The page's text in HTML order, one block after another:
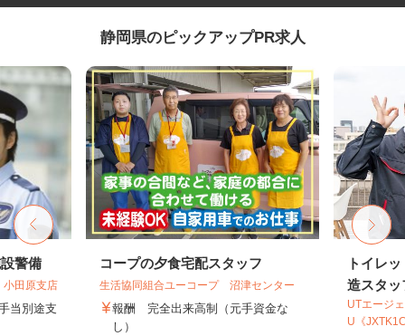
静岡県のピックアップPR求人
警備
田原支店
当別途支
コープの夕食宅配スタッフ
生活協同組合ユーコープ 沼津センター
報酬 完全出来高制（元手資金な
し）
トイレ
造スタッ
UTエージ
U《